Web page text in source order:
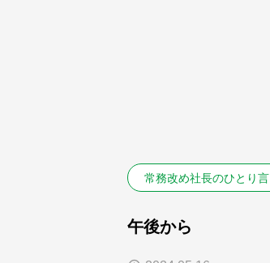
常務改め社長のひとり言
午後から